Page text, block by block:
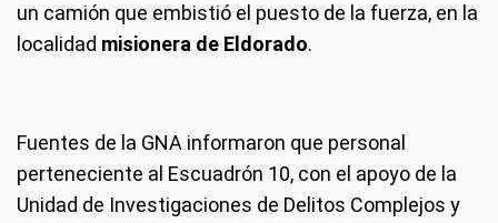
un camión que embistió el puesto de la fuerza, en la
localidad misionera de Eldorado.
Fuentes de la GNA informaron que personal
perteneciente al Escuadrón 10, con el apoyo de la
Unidad de Investigaciones de Delitos Complejos y